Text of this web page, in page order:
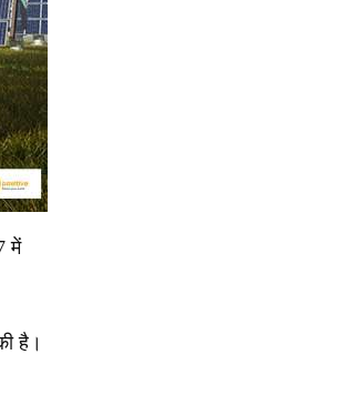
में
है।